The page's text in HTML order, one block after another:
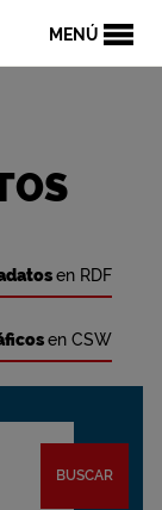
MENÚ
en RDF
en CSW
BUSCAR